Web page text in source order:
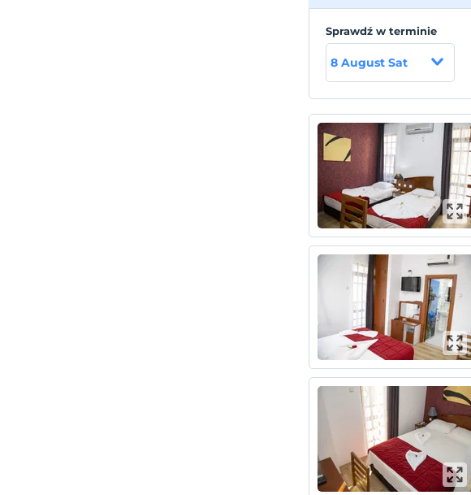
Sprawdź w terminie
8 August Sat